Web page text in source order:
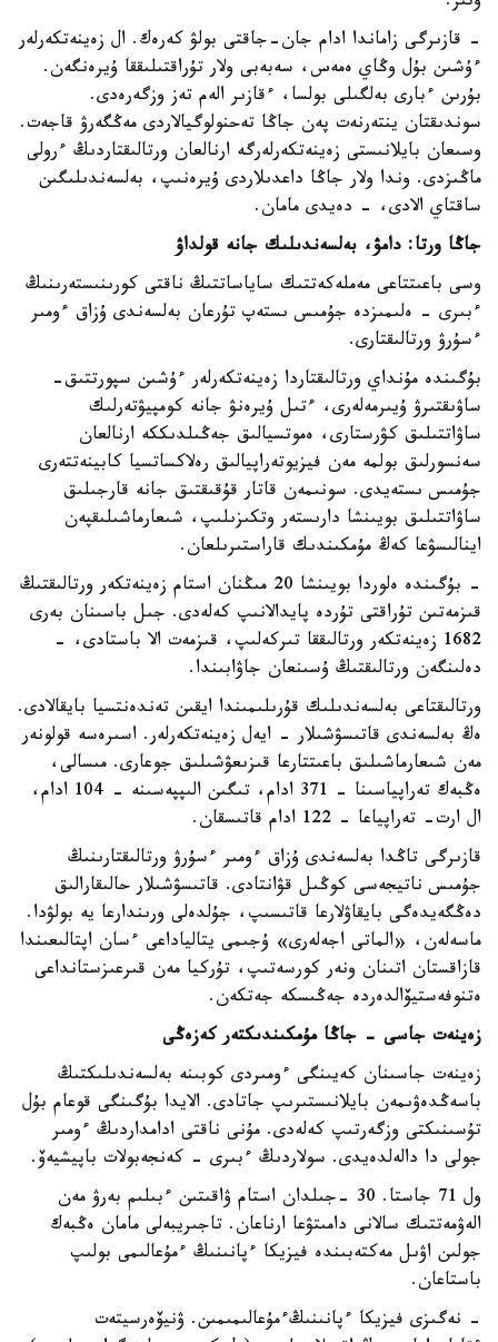
- قازىرگى زاماندا ادام جان-جاقتى بولۋ كەرەك. ال زەينەتكەرلەر
ءۇشىن بۇل وڭاي ەمەس، سەبەبى ولار تۇراقتىلىققا ۇيرەنگەن.
بۇرىن ءبارى بەلگىلى بولسا، ءقازىر الەم تەز وزگەرەدى.
سوندىقتان ينتەرنەت پەن جاڭا تەحنولوگيالاردى مەڭگەرۋ قاجەت.
وسىعان بايلانىستى زەينەتكەرلەرگە ارنالعان ورتالىقتاردىڭ ءرولى
ماڭىزدى. وندا ولار جاڭا داعدىلاردى ۇيرەنىپ، بەلسەندىلىگىن
ساقتاي الادى، - دەيدى مامان.
جاڭا ورتا: دامۋ، بەلسەندىلىك جانە قولداۋ
وسى باعىتتاعى مەملەكەتتىك ساياساتتىڭ ناقتى كورىنىستەرىنىڭ
ءبىرى - ەلىمىزدە جۇمىس ىستەپ تۇرعان بەلسەندى ۇزاق ءومىر
ءسۇرۋ ورتالىقتارى.
بۇگىندە مۇنداي ورتالىقتاردا زەينەتكەرلەر ءۇشىن سپورتتىق-
ساۋىقتىرۋ ۇيىرمەلەرى، ءتىل ۇيرەنۋ جانە كومپيۋتەرلىك
ساۋاتتىلىق كۋرستارى، ەموتسيالىق جەڭىلدىككە ارنالعان
سەنسورلىق بولمە مەن فيزيوتەراپيالىق رەلاكساتسيا كابينەتتەرى
جۇمىس ىستەيدى. سونىمەن قاتار قۇقىقتىق جانە قارجىلىق
ساۋاتتىلىق بويىنشا دارىستەر وتكىزىلىپ، شىعارماشىلىقپەن
اينالىسۋعا كەڭ مۇمكىندىك قاراستىرىلعان.
- بۇگىندە ەلوردا بويىنشا 20 مىڭنان استام زەينەتكەر ورتالىقتىڭ
قىزمەتىن تۇراقتى تۇردە پايدالانىپ كەلەدى. جىل باسىنان بەرى
1682 زەينەتكەر ورتالىققا تىركەلىپ، قىزمەت الا باستادى، -
دەلىنگەن ورتالىقتىڭ ۇسىنعان جاۋابىندا.
ورتالىقتاعى بەلسەندىلىك قۇرىلىمىندا ايقىن تەندەنتسيا بايقالادى.
ەڭ بەلسەندى قاتىسۋشىلار - ايەل زەينەتكەرلەر. اسىرەسە قولونەر
مەن شىعارماشىلىق باعىتتارعا قىزىعۋشىلىق جوعارى. مىسالى،
ەڭبەك تەراپياسىنا - 371 ادام، تىگىن الىپپەسىنە - 104 ادام،
ال ارت- تەراپياعا - 122 ادام قاتىسقان.
قازىرگى تاڭدا بەلسەندى ۇزاق ءومىر ءسۇرۋ ورتالىقتارىنىڭ
جۇمىس ناتيجەسى كوڭىل قۋانتادى. قاتىسۋشىلار حالىقارالىق
دەڭگەيدەگى بايقاۋلارعا قاتىسىپ، جۇلدەلى ورىندارعا يە بولۋدا.
ماسەلەن، «الماتى اجەلەرى» ۇجىمى يتالياداعى ءسان اپتالىعىندا
قازاقستان اتىنان ونەر كورسەتىپ، تۇركيا مەن قىرعىزستانداعى
ەتنوفەستيۆالدەردە جەڭىسكە جەتكەن.
زەينەت جاسى - جاڭا مۇمكىندىكتەر كەزەڭى
زەينەت جاسىنان كەيىنگى ءومىردى كوبىنە بەلسەندىلىكتىڭ
باسەڭدەۋىمەن بايلانىستىرىپ جاتادى. الايدا بۇگىنگى قوعام بۇل
تۇسىنىكتى وزگەرتىپ كەلەدى. مۇنى ناقتى ادامداردىڭ ءومىر
جولى دا دالەلدەيدى. سولاردىڭ ءبىرى - كەنجەبولات باپيشيەۆ.
ول 71 جاستا. 30 -جىلدان استام ۋاقىتىن ءبىلىم بەرۋ مەن
الەۋمەتتىك سالانى دامىتۋعا ارناعان. تاجىريبەلى مامان ەڭبەك
جولىن اۋىل مەكتەبىندە فيزيكا ءپانىنىڭ ءمۇعالىمى بولىپ
باستاعان.
- نەگىزى فيزيكا ءپانىنىڭءمۇعالىمىمىن. ۋنيۆەرسيتەت